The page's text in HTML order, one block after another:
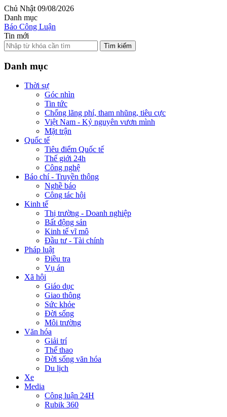
Chủ Nhật 09/08/2026
Danh mục
Báo Công Luận
Tin mới
Tìm kiếm
Danh mục
Thời sự
Góc nhìn
Tin tức
Chống lãng phí, tham nhũng, tiêu cực
Việt Nam - Kỷ nguyên vươn mình
Mặt trận
Quốc tế
Tiêu điểm Quốc tế
Thế giới 24h
Công nghệ
Báo chí - Truyền thông
Nghề báo
Công tác hội
Kinh tế
Thị trường - Doanh nghiệp
Bất động sản
Kinh tế vĩ mô
Đầu tư - Tài chính
Pháp luật
Điều tra
Vụ án
Xã hội
Giáo dục
Giao thông
Sức khỏe
Đời sống
Môi trường
Văn hóa
Giải trí
Thể thao
Đời sống văn hóa
Du lịch
Xe
Media
Công luận 24H
Rubik 360